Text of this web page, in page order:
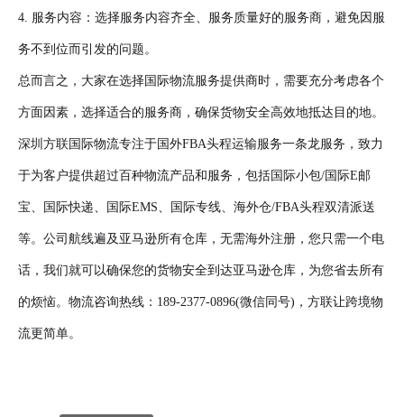
4. 服务内容：选择服务内容齐全、服务质量好的服务商，避免因服
务不到位而引发的问题。
总而言之，大家在选择国际物流服务提供商时，需要充分考虑各个
方面因素，选择适合的服务商，确保货物安全高效地抵达目的地。
深圳方联国际物流专注于国外FBA头程运输服务一条龙服务，致力
于为客户提供超过百种物流产品和服务，包括国际小包/国际E邮
宝、国际快递、国际EMS、国际专线、海外仓/FBA头程双清派送
等。公司航线遍及亚马逊所有仓库，无需海外注册，您只需一个电
话，我们就可以确保您的货物安全到达亚马逊仓库，为您省去所有
的烦恼。物流咨询热线：189-2377-0896(微信同号)，方联让跨境物
流更简单。